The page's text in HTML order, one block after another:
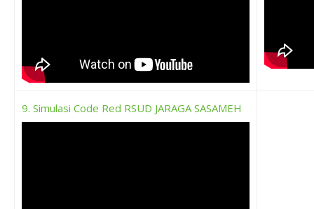
9. Simulasi Code Red RSUD JARAGA SASAMEH